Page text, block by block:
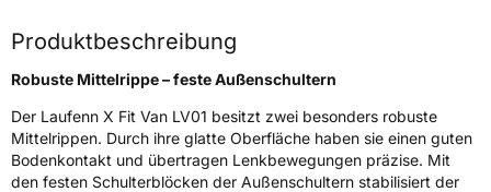
FahrzeugartTransporter
Weitere Eigenschaften
Schlauchtyp TL
Produktbeschreibung
Robuste Mittelrippe – feste Außenschultern
Der Laufenn X Fit Van LV01 besitzt zwei besonders robuste
Mittelrippen. Durch ihre glatte Oberfläche haben sie einen guten
Bodenkontakt und übertragen Lenkbewegungen präzise. Mit
den festen Schulterblöcken der Außenschultern stabilisiert der